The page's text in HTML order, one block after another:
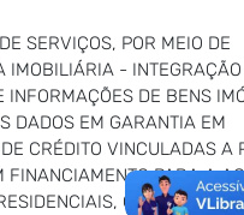
SERVIÇOS, POR MEIO DE
IMOBILIÁRIA -
INFORMAÇÕES DE BENS
DADOS EM GARANTIA EM
CRÉDITO VINCULADAS A
FINANCIAMENTO PARA A
CONFORME